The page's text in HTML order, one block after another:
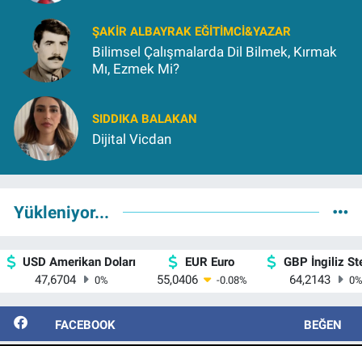
ŞAKIR ALBAYRAK EĞITIMCI&YAZAR
Bilimsel Çalışmalarda Dil Bilmek, Kırmak
Mı, Ezmek Mi?
SIDDIKA BALAKAN
Dijital Vicdan
Yükleniyor...
USD Amerikan Doları
47,6704
0%
EUR Euro
55,0406
-0.08%
GBP İngiliz
64,2143
0
FACEBOOK BEĞEN